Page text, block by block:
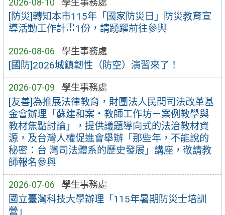
2026-08-10 學生事務處
[防災]轉知本市115年「國家防災日」防災教育宣
導活動工作計畫1份，請踴躍前往參與
2026-08-06 學生事務處
[國防]2026城鎮韌性（防空）演習來了！
2026-07-09 學生事務處
[友善]為推展法律教育，財團法人民間司法改革基
金會辦理「蘇建和案・教師工作坊－案例教學與
教材焦點討論」，提供議題導向式的法治教材資
源，及台灣人權促進會舉辦「那些年，不能說的
秘密：台 灣司法體系的歷史發展」講座，敬請教
師報名參與
2026-07-06 學生事務處
國立臺灣科技大學辦理「115年暑期防災士培訓
營」